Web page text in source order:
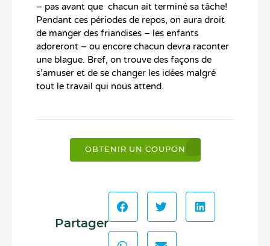
– pas avant que chacun ait terminé sa tâche!
Pendant ces périodes de repos, on aura droit
de manger des friandises – les enfants
adoreront – ou encore chacun devra raconter
une blague. Bref, on trouve des façons de
s’amuser et de se changer les idées malgré
tout le travail qui nous attend.
OBTENIR UN COUPON
Partager